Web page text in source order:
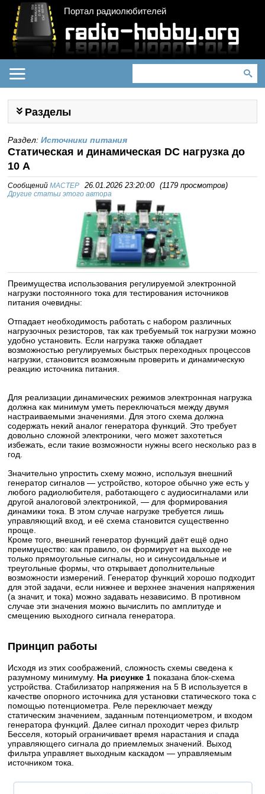
Портал радиолюбителей
Разделы
Раздел:Источники питания
Статическая и динамическая DC нагрузка до
10 А
СообщенийMACTEP 26.01.2026 23:20:00 (1179 просмотров)
Другие статьи этого автора
Преимущества использования регулируемой электронной
нагрузки постоянного тока для тестирования источников
питания очевидны:
Отпадает необходимость работать с набором различных
нагрузочных резисторов, так как требуемый ток нагрузки можно
удобно установить. Если нагрузка также обладает
возможностью регулируемых быстрых переходных процессов
нагрузки, становится возможным проверить и динамическую
реакцию источника питания.
Для реализации динамических режимов электронная нагрузка
должна как минимум уметь переключаться между двумя
настраиваемыми значениями. Для этого схема должна
содержать некий аналог генератора функций. Это требует
довольно сложной электроники, чего может захотеться
избежать, если такие возможности нужны всего несколько раз в
год.
Значительно упростить схему можно, используя внешний
генератор сигналов — устройство, которое обычно уже есть у
любого радиолюбителя, работающего с аудиосигналами или
другой аналоговой электроникой, — для формирования
динамики тока. В этом случае нагрузке требуется лишь
управляющий вход, и её схема становится существенно
проще.
Кроме того, внешний генератор функций даёт ещё одно
преимущество: как правило, он формирует на выходе не
только прямоугольные сигналы, но и синусоидальные и
треугольные формы, что открывает дополнительные
возможности измерений. Генератор функций хорошо подходит
для этой задачи, если нижнее и верхнее значения напряжения
(а значит, и тока) можно задавать независимо. В противном
случае эти значения можно вычислить по амплитуде и
смещению выходного сигнала генератора.
Принцип работы
Исходя из этих соображений, сложность схемы сведена к
разумному минимуму. На рисунке 1 показана блок-схема
устройства. Стабилизатор напряжения на 5 В используется в
качестве опорного источника для установки статического тока с
помощью потенциометра. Реле переключает между
статическим значением, заданным потенциометром, и входом
генератора функций. Далее сигнал проходит через фильтр
Бесселя, который ограничивает время нарастания и спада
управляющего сигнала до приемлемых значений. Выход
фильтра управляет выходным каскадом — управляемым
источником тока.